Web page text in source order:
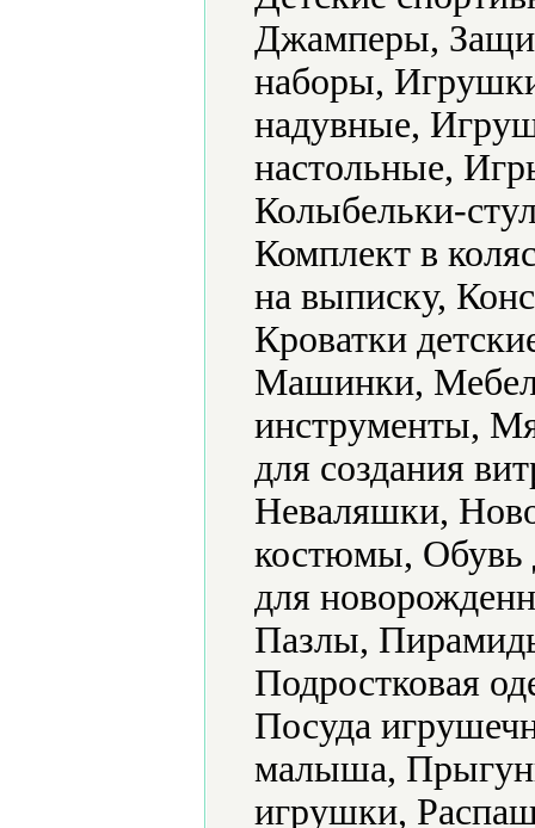
Джамперы,
наборы,
надувные,
настольные,
Колыбельки-
Комплект в
на выписку,
Кроватки
Машинки,
инструменты,
для создания
Неваляшки,
костюмы, Обувь
для
Пазлы,
Подростковая
Посуда
малыша,
игрушки,